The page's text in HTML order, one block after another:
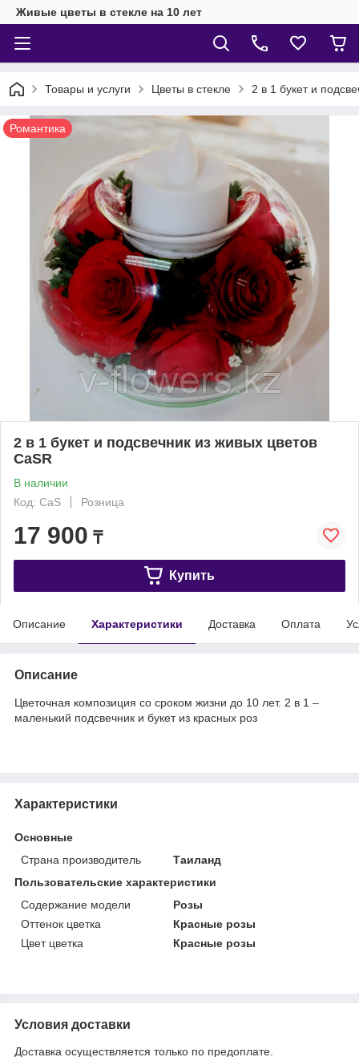
Живые цветы в стекле на 10 лет
Товары и услуги Цветы в стекле 2 в 1 букет и
Романтика
2 в 1 букет и подсвечник из живых цветов
CaSR
В наличии
Код: CaS
Розница
17 900 ₸
Купить
Описание Характеристики Доставка Оплата
Описание
Цветочная композиция со сроком жизни до 10 лет. 2 в 1 –
маленький подсвечник и букет из красных роз
Характеристики
Основные
Страна производитель
Таиланд
Пользовательские характеристики
Содержание модели
Розы
Оттенок цветка
Красные розы
Цвет цветка
Красные розы
Условия доставки
Доставка осуществляется только по предоплате.